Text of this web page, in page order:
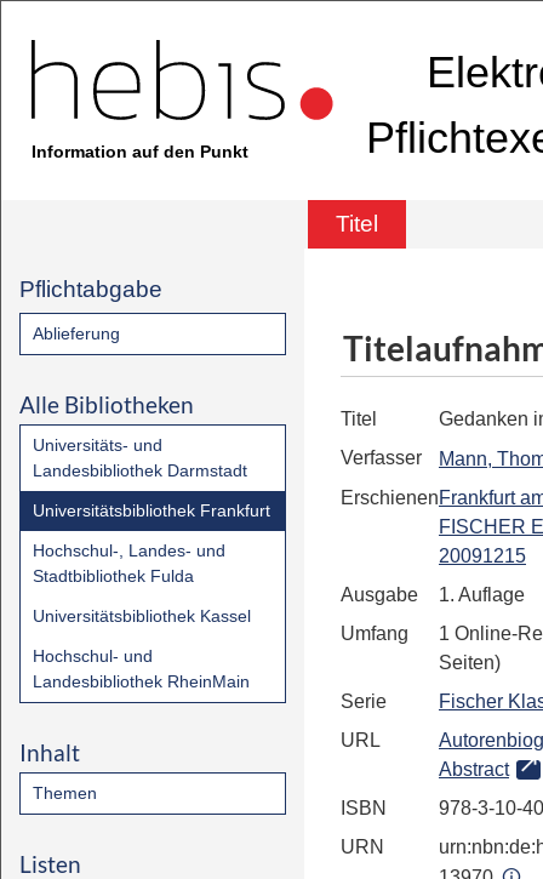
Information auf den Punkt
Titel
Pflichtabgabe
Ablieferung
Alle Bibliotheken
Universitäts- und
Landesbibliothek Darmstadt
Universitätsbibliothek Frankfurt
Hochschul-, Landes- und
Stadtbibliothek Fulda
Universitätsbibliothek Kassel
Hochschul- und
Landesbibliothek RheinMain
Inhalt
Themen
Listen
Titel
Gedanken
Verfasser
Mann,
ErschienenFrankfurt
FISCHER
20091215
Ausgabe
1. Auflage
Umfang
1 Online-
Seiten)
Serie
Fischer
URL
Abstract
ISBN
978-3-10-
URN